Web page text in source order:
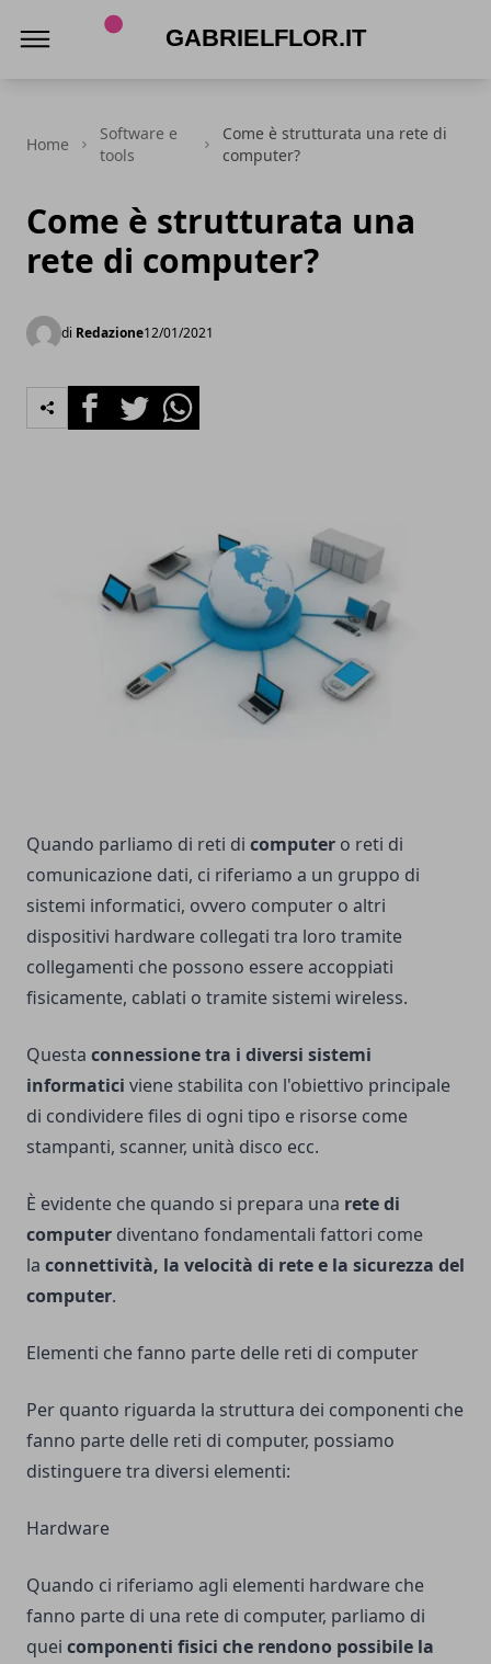
Home
Software e
tools
Come è strutturata una rete di
computer?
Come è strutturata una
rete di computer?
di Redazione12/01/2021
FacebookTwitterWhatsapp
Quando parliamo di reti di computer o reti di
comunicazione dati, ci riferiamo a un gruppo di
sistemi informatici, ovvero computer o altri
dispositivi hardware collegati tra loro tramite
collegamenti che possono essere accoppiati
fisicamente, cablati o tramite sistemi wireless.
Questa connessione tra i diversi sistemi
informatici viene stabilita con l'obiettivo principale
di condividere files di ogni tipo e risorse come
stampanti, scanner, unità disco ecc.
È evidente che quando si prepara una rete di
computer diventano fondamentali fattori come
la connettività, la velocità di rete e la sicurezza del
computer.
Elementi che fanno parte delle reti di computer
Per quanto riguarda la struttura dei componenti che
fanno parte delle reti di computer, possiamo
distinguere tra diversi elementi:
Hardware
Quando ci riferiamo agli elementi hardware che
fanno parte di una rete di computer, parliamo di
quei componenti fisici che rendono possibile la